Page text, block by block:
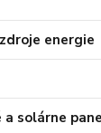
energie
solárne